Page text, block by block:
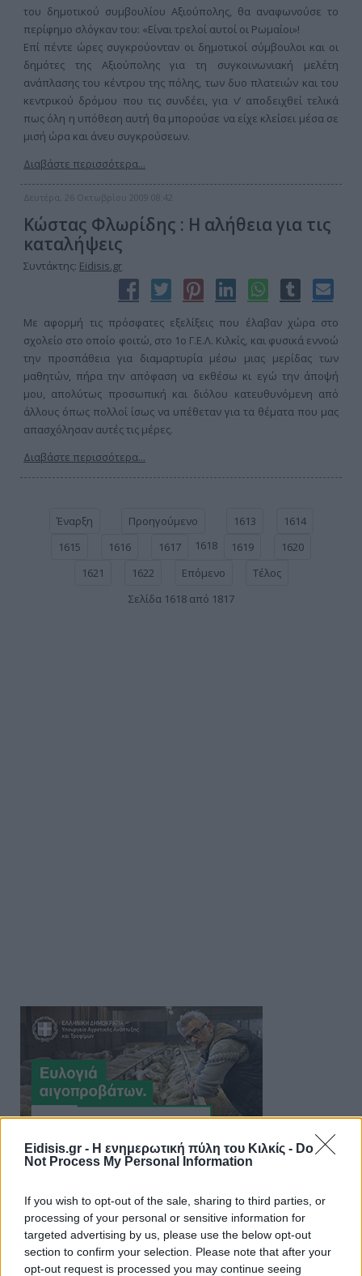
Eidisis.gr - Η ενημερωτική πύλη του Κιλκίς - Do
Not Process My Personal Information
If you wish to opt-out of the sale, sharing to third parties, or
processing of your personal or sensitive information for
targeted advertising by us, please use the below opt-out
section to confirm your selection. Please note that after your
opt-out request is processed you may continue seeing
του δημοτικού συμβουλίου Αξιούπολης, θα αναφωνούσε το
περίφημο σλόγκαν του: «Είναι τρελοί αυτοί οι Ρωμαίοι»!
Επί πέντε ώρες συγκρούονταν οι δημοτικοί σύμβουλοι και οι
δημότες της Αξιούπολης για τη συγκοινωνιακή μελέτη
ανάπλασης του κέντρου της πόλης, των δυο πλατειών και του
κεντρικού δρόμου που τις συνδέει, για ν’ αποδειχθεί τελικά
πως όλη η υπόθεση αυτή θα μπορούσε να είχε κλείσει μέσα σε
μισή ώρα και άνευ συγκρούσεων.
Διαβάστε περισσότερα...
Δευτέρα, 26 Οκτωβρίου 2009 08:42
Κώστας Φλωρίδης : Η αλήθεια για τις
καταλήψεις
Συντάκτης: Eidisis.gr
Με αφορμή τις πρόσφατες εξελίξεις που έλαβαν χώρα στο
σχολείο στο οποίο φοιτώ, στο 1ο Γ.Ε.Λ. Κιλκίς, και φυσικά εννοώ
την προσπάθεια για διαμαρτυρία μέσω μιας μερίδας των
μαθητών, πήρα την απόφαση να εκθέσω κι εγώ την άποψή
μου, απολύτως προσωπική και διόλου κατευθυνόμενη από
άλλους όπως πολλοί ίσως να υπέθεταν για τα θέματα που μας
απασχόλησαν αυτές τις μέρες.
Διαβάστε περισσότερα...
Έναρξη Προηγούμενο 1613
1614
1615
1616 1617 1618 1619
1620
1621
1622 Επόμενο
Τέλος
Σελίδα 1618 από 1817